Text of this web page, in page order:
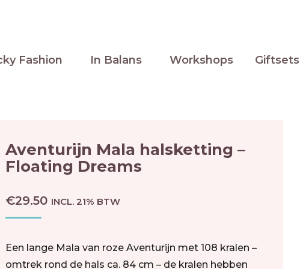
Fashion In Balans Workshops Giftsets
Aventurijn Mala halsketting –
Floating Dreams
€29.50 INCL. 21% BTW
Een lange Mala van roze Aventurijn met 108 kralen –
omtrek rond de hals ca. 84 cm – de kralen hebben